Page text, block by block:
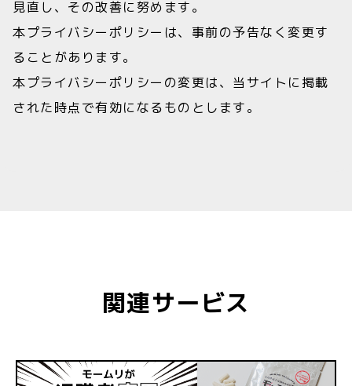
見直し、その改善に努めます。
本プライバシーポリシーは、事前の予告なく変更す
ることがあります。
本プライバシーポリシーの変更は、当サイトに掲載
された時点で有効になるものとします。
関連サービス